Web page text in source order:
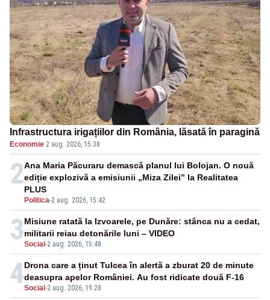
Infrastructura irigațiilor din România, lăsată în paragină
Economie·2 aug. 2026, 15:38
2
Politica-2 aug. 2026, 15:42
Ana Maria Păcuraru demască planul lui Bolojan. O nouă
ediție explozivă a emisiunii „Miza Zilei” la Realitatea
PLUS
3Social -2 aug. 2026, 15:48
Misiune ratată la Izvoarele, pe Dunăre: stânca nu a cedat,
militarii reiau detonările luni – VIDEO
4Social -2 aug. 2026, 19:28
Drona care a ținut Tulcea în alertă a zburat 20 de minute
deasupra apelor României. Au fost ridicate două F-16